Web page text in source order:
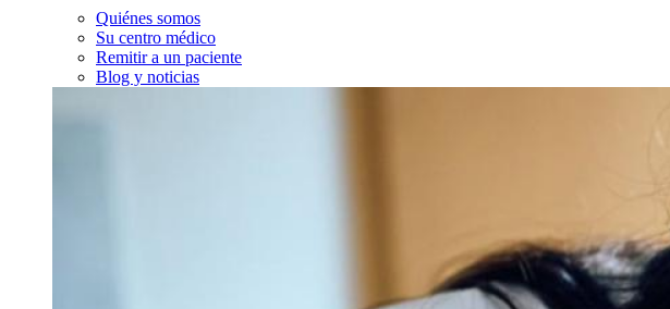
Quiénes somos
Su centro médico
Remitir a un paciente
Blog y noticias